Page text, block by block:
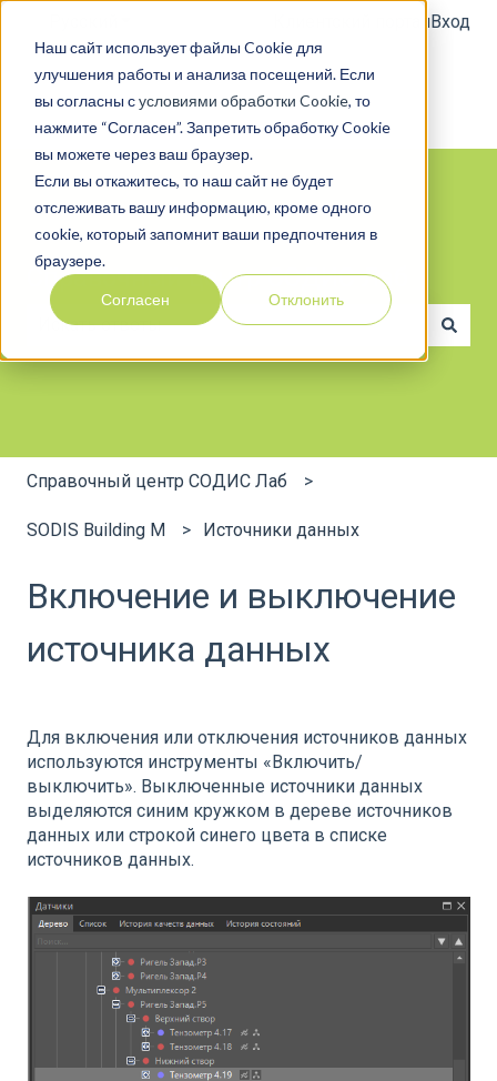
Наш сайт использует файлы Cookie для
улучшения работы и анализа посещений. Если
вы согласны сусловиями обработки Cookie, то
нажмите “Согласен”. Запретить обработку Cookie
вы можете через ваш браузер.
Если вы откажитесь, то наш сайт не будет
отслеживать вашу информацию, кроме одного
cookie, который запомнит ваши предпочтения в
браузере.
Согласен Отклонить
Клиентский порталВход
Справочный центр СОДИС Лаб
Результаты отсутствуют, так как поле поиска
Справочный центр СОДИС Лаб
SODIS Building M Источники данных
Включение и выключение
источника данных
Для включения или отключения источников данных
используются инструменты «Включить/
выключить». Выключенные источники данных
выделяются синим кружком в дереве источников
данных или строкой синего цвета в списке
источников данных.